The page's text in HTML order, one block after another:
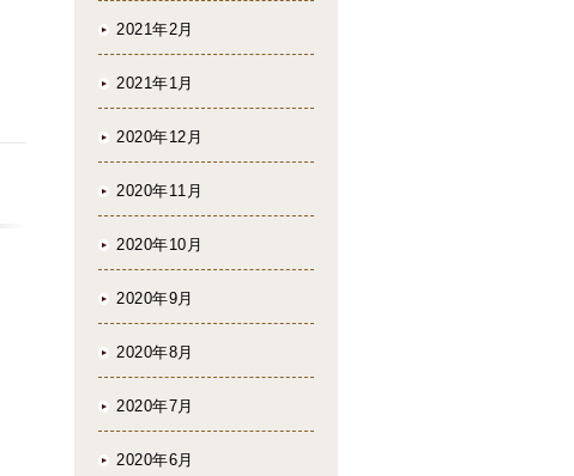
2021年2月
2021年1月
2020年12月
2020年11月
2020年10月
2020年9月
2020年8月
2020年7月
2020年6月